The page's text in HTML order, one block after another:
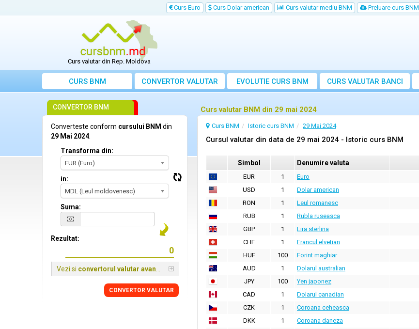
Curs Euro Curs Dolar american Curs valutar mediu BNM Preluare curs BNM
Curs valutar din Rep. Moldova
CURS BNM CONVERTOR VALUTAR EVOLUTIE CURS BNM CURS VALUTAR BANCI
Curs valutar BNM din 29 mai 2024
Curs BNM Istoric curs BNM 29 Mai 2024
Cursul valutar din data de 29 mai 2024 - Istoric curs BNM
Simbol Denumire valuta
EUR 1 Euro
USD
1 Dolar american
RON
1 Leul romanesc
RUB
1 Rubla ruseasca
GBP
1 Lira sterlina
CHF
1 Francul elvetian
HUF
100 Forint maghiar
AUD
1 Dolarul australian
JPY
100 Yen japonez
CAD
1 Dolarul canadian
CZK
1 Coroana ceheasca
DKK
1 Coroana daneza
CONVERTOR BNM
Converteste conform cursului BNM din
29 Mai 2024:
Transforma din:
EUR (Euro)
in:
MDL (Leul moldovenesc)
Suma:
Rezultat:
Vezi si convertorul valutar avansat
CONVERTOR VALUTAR